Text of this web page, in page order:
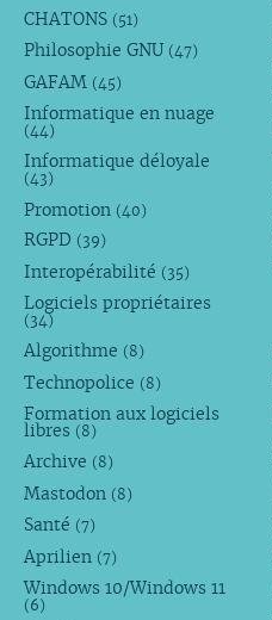
CHATONS (51)
Philosophie GNU (47)
GAFAM (45)
Informatique en nuage
(44)
Informatique déloyale
(43)
Promotion (40)
RGPD (39)
Interopérabilité (35)
Logiciels propriétaires
(34)
Algorithme (8)
Technopolice (8)
Formation aux logiciels
libres (8)
Archive (8)
Mastodon (8)
Santé (7)
Aprilien (7)
Windows 10/Windows 11
(6)